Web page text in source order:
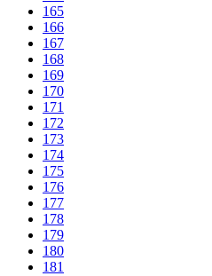
165
166
167
168
169
170
171
172
173
174
175
176
177
178
179
180
181